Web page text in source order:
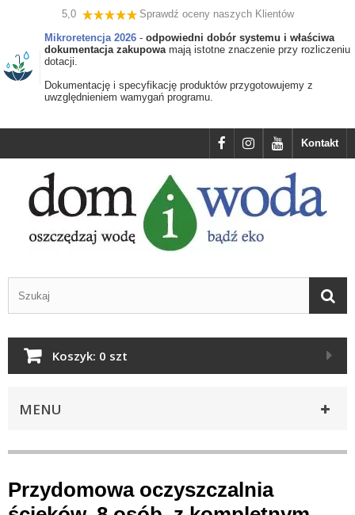
5,0
Sprawdź oceny naszych Klientów
Mikroretencja 2026 - odpowiedni dobór systemu i właściwa
dokumentacja zakupowamają istotne znaczenie przy rozliczeniu
dotacji.
Dokumentację i specyfikację produktów przygotowujemy z
uwzględnieniem wamygań programu.
Kontakt
Koszyk: 0 szt
MENU
Przydomowa oczyszczalnia